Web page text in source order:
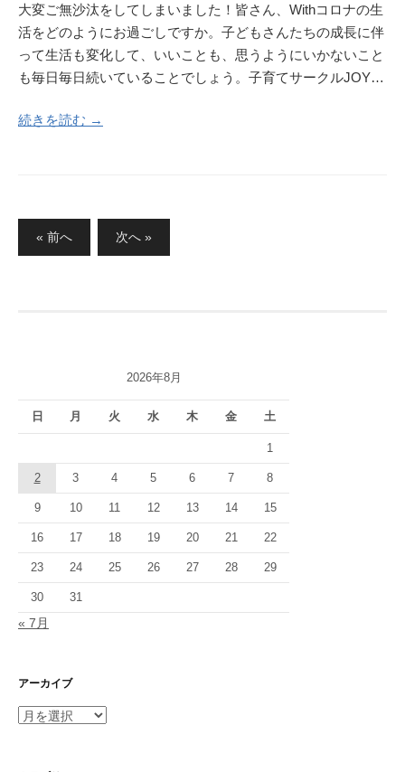
大変ご無沙汰をしてしまいました！皆さん、Withコロナの生
活をどのようにお過ごしですか。子どもさんたちの成長に伴
って生活も変化して、いいことも、思うようにいかないこと
も毎日毎日続いていることでしょう。子育てサークルJOY…
続きを読む →
稿
り
« 前へ 次へ »
2026年8月
日 月 火 水 木 金 土
1
2 3 4 5 6 7 8
9 10 11 12 13 14 15
16 17 18 19 20 21 22
23 24 25 26 27 28 29
30 31
« 7月
アーカイブ
ア